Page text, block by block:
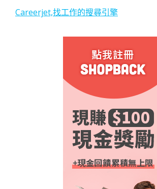
Careerjet,找工作的搜尋引擎